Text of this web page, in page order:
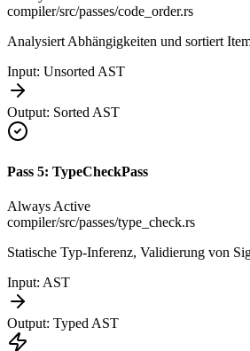
compiler/src/passes/code_order.rs
Analysiert Abhängigkeiten und sortiert
Input: Unsorted AST
Output: Sorted AST
Pass 5: TypeCheckPass
Always Active
compiler/src/passes/type_check.rs
Statische Typ-Inferenz, Validierung von
Input: AST
Output: Typed AST